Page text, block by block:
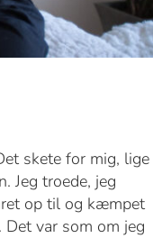
skete for mig, lige
Jeg troede, jeg
op til og kæmpet
var som om jeg